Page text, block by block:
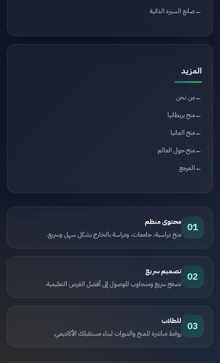
صانع السيرة الذاتية
المزيد
من نحن
منح بريطانيا
منح المانيا
منح حول العالم
المرجع
01 محتوى منظم
منح دراسية، جامعات، ودراسة بالخارج بشكل سهل وسريع.
02 تصميم سريع
تصفح سريع ومتجاوب للوصول إلى أفضل الفرص التعليمية.
03 للطلاب
روابط مباشرة للمنح والدورات لبناء مستقبلك الأكاديمي.